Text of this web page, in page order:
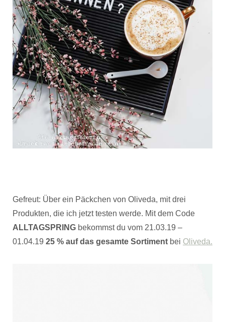
Gefreut: Über ein Päckchen von Oliveda, mit drei
Produkten, die ich jetzt testen werde. Mit dem Code
ALLTAGSPRING bekommst du vom 21.03.19 –
01.04.19 25 % auf das gesamte Sortiment bei Oliveda.